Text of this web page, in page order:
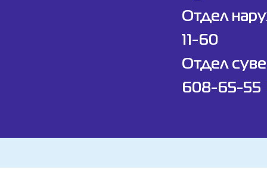
Отдел
11-60
Отдел
608-65-55